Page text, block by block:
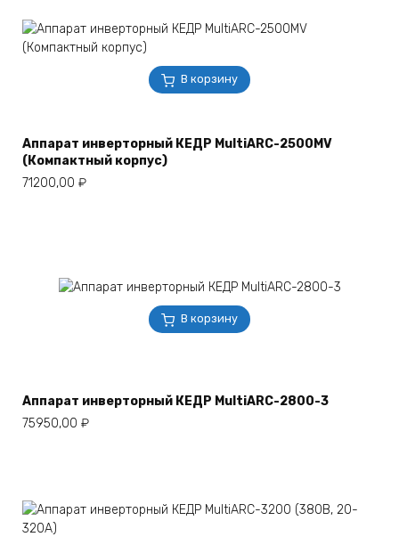
В корзину
Аппарат инверторный КЕДР MultiARC-2500MV
(Компактный корпус)
71200,00 ₽
В корзину
Аппарат инверторный КЕДР MultiARC-2800-3
75950,00 ₽